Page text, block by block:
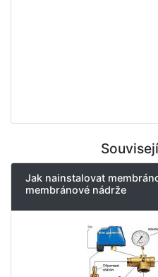
Jak nainstalovat
membránové nádrže